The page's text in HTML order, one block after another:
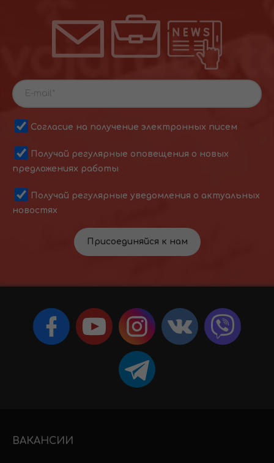
Согласие на получение электронных писем
Получай регулярные оповещения о новых
предложениях работы
Получай регулярные уведомления о актуальных
новостях
Присоединяйся к нам
ВАКАНСИИ